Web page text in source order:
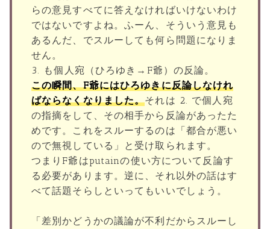
らの意見すべてに答えなければいけないわけ
ではないですよね。ふーん、そういう意見も
あるんだ、でスルーしても何ら問題になりま
せん。
3. も個人宛（ひろゆき→F爺）の反論。
この瞬間、F爺にはひろゆきに反論しなけれ
ばならなくなりました。それは 2. で個人宛
の指摘をして、その相手から反論があったた
めです。これをスルーするのは「都合が悪い
ので無視している」と受け取られます。
つまりF爺はputainの使い方について反論す
る必要があります。逆に、それ以外の話はす
べて話題そらしといってもいいでしょう。
「差別かどうかの議論が不利だからスルーし